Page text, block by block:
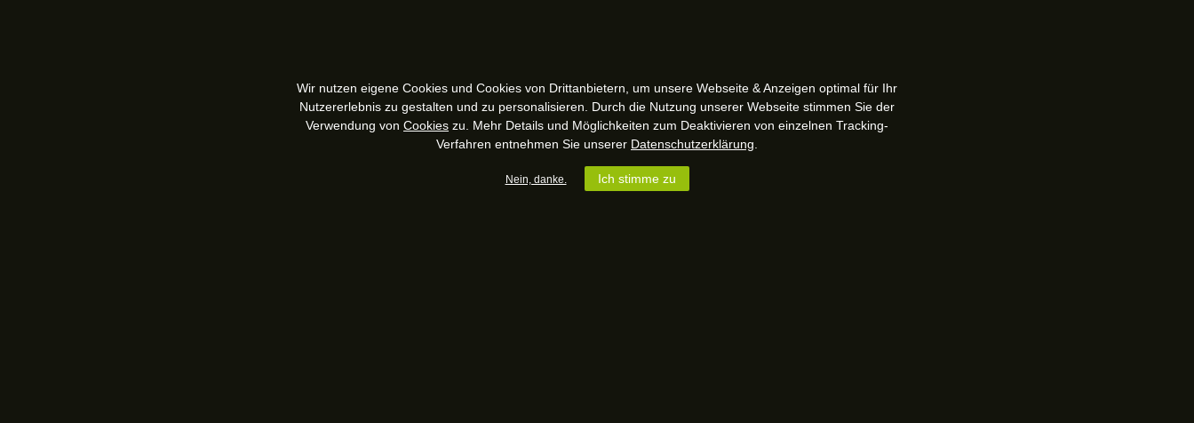
Wir nutzen eigene Cookies und Cookies von Drittanbietern, um unsere Webseite & Anzeigen optimal für Ihr
Nutzererlebnis zu gestalten und zu personalisieren. Durch die Nutzung unserer Webseite stimmen Sie der
Verwendung von Cookies zu. Mehr Details und Möglichkeiten zum Deaktivieren von einzelnen Tracking-
Verfahren entnehmen Sie unserer Datenschutzerklärung
Nein, danke. Ich stimme zu